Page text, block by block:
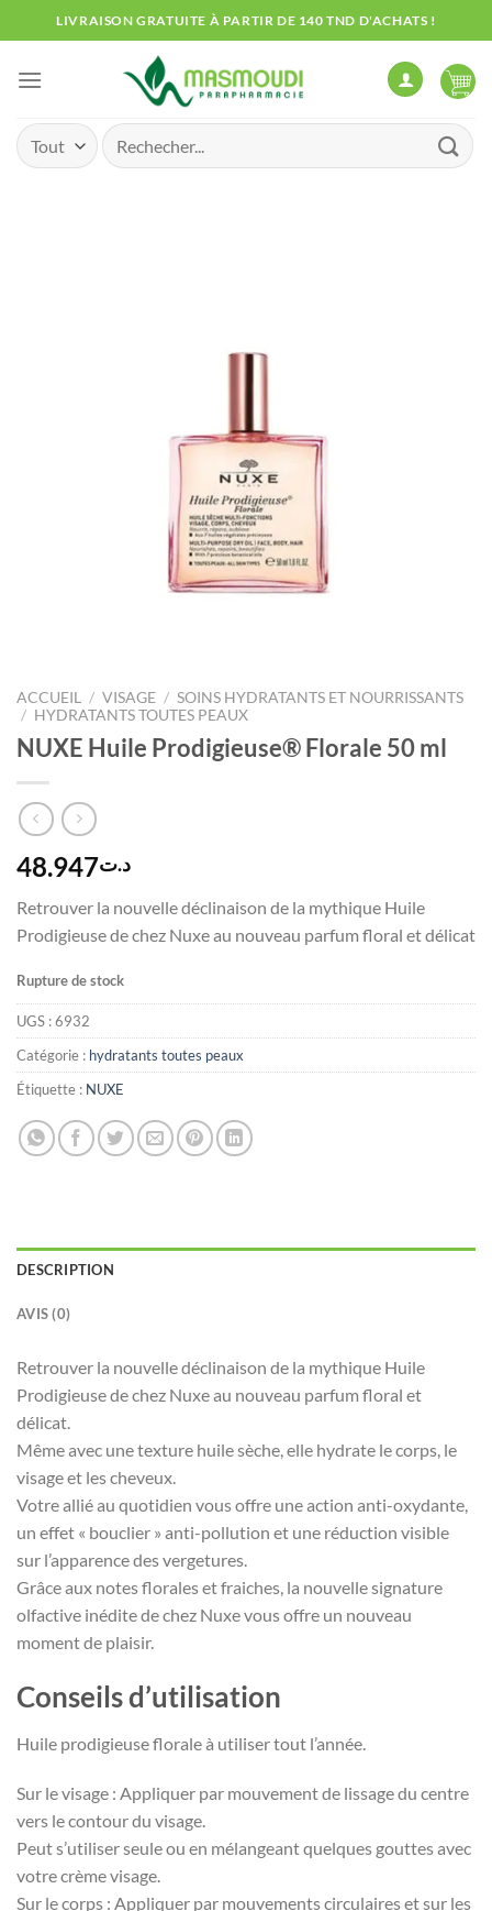
au
contenu
LIVRAISON GRATUITE À PARTIR DE 140 TND D'ACHATS !
Recherche
pour :
ACCUEIL / VISAGE / SOINS HYDRATANTS ET NOURRISSANTS
/ HYDRATANTS TOUTES PEAUX
NUXE Huile Prodigieuse® Florale 50 ml
د.ت48.947
Retrouver la nouvelle déclinaison de la mythique Huile
Prodigieuse de chez Nuxe au nouveau parfum floral et délicat
Rupture de stock
UGS :6932
Catégorie : hydratants toutes peaux
Étiquette : NUXE
DESCRIPTION
AVIS (0)
Retrouver la nouvelle déclinaison de la mythique Huile
Prodigieuse de chez Nuxe au nouveau parfum floral et
délicat.
Même avec une texture huile sèche, elle hydrate le corps, le
visage et les cheveux.
Votre allié au quotidien vous offre une action anti-oxydante,
un effet « bouclier » anti-pollution et une réduction visible
sur l’apparence des vergetures.
Grâce aux notes florales et fraiches, la nouvelle signature
olfactive inédite de chez Nuxe vous offre un nouveau
moment de plaisir.
Conseils d’utilisation
Huile prodigieuse florale à utiliser tout l’année.
Sur le visage : Appliquer par mouvement de lissage du centre
vers le contour du visage.
Peuts’utiliser seule ou en mélangeant quelques gouttes avec
votre crème visage.
Sur le corps : Appliquer par mouvements circulaires et sur les